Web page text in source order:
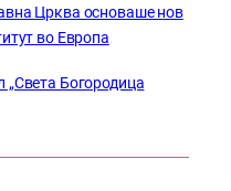
Црква основаше нов
во Европа
„Света Богородица